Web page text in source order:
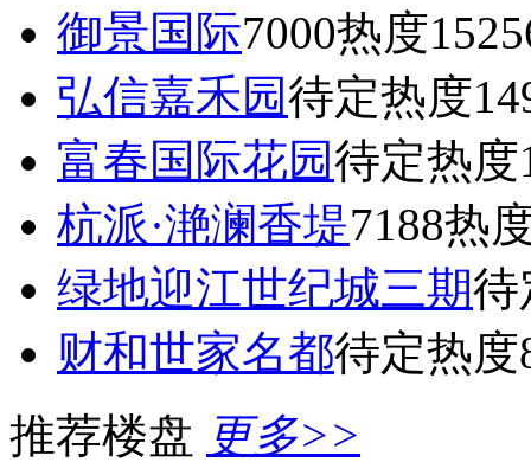
御景国际7000热度
弘信嘉禾园待定热度
富春国际花园待定热度
杭派·滟澜香堤7188热
绿地迎江世纪城三期待
财和世家名都待定热度
推荐楼盘 更多>>